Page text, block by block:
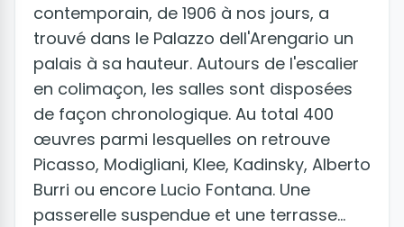
contemporain, de 1906 à nos jours, a
trouvé dans le Palazzo dell'Arengario un
palais à sa hauteur. Autours de l'escalier
en colimaçon, les salles sont disposées
de façon chronologique. Au total 400
œuvres parmi lesquelles on retrouve
Picasso, Modigliani, Klee, Kadinsky, Alberto
Burri ou encore Lucio Fontana. Une
passerelle suspendue et une terrasse